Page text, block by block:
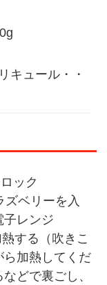
キュール・・
ック
ベリーを入
子レンジ
する（吹きこ
加熱してくだ
どで裏ごし、